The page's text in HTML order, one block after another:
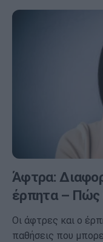
Άφτρα:
έρπητα –
Οι άφτρες και ο
παθήσεις που